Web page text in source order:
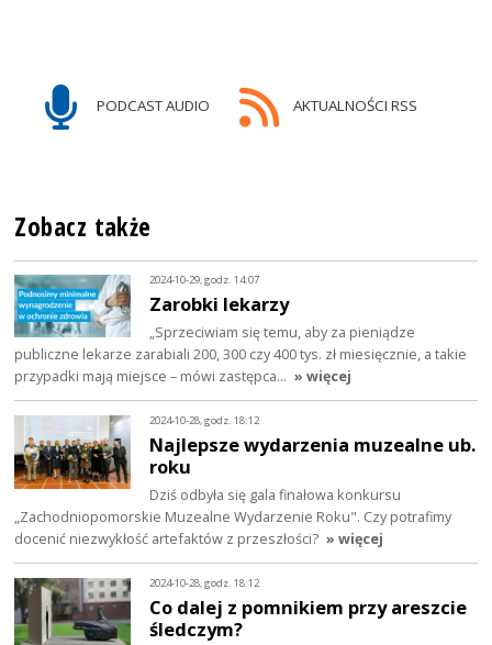
PODCAST AUDIO AKTUALNOŚCI RSS
Zobacz także
2024-10-29, godz. 14:07
Zarobki lekarzy
„Sprzeciwiam się temu, aby za pieniądze
publiczne lekarze zarabiali 200, 300 czy 400 tys. zł miesięcznie, a takie
przypadki mają miejsce – mówi zastępca… » więcej
2024-10-28, godz. 18:12
Najlepsze wydarzenia muzealne ub.
roku
Dziś odbyła się gala finałowa konkursu
„Zachodniopomorskie Muzealne Wydarzenie Roku". Czy potrafimy
docenić niezwykłość artefaktów z przeszłości? » więcej
2024-10-28, godz. 18:12
Co dalej z pomnikiem przy areszcie
śledczym?